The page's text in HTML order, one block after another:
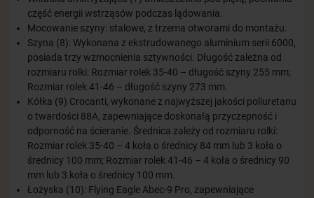
część energii wstrząsów podczas lądowania.
Mocowanie szyny: stalowe, z trzema otworami do montażu.
Szyna (8): Wykonana z ekstrudowanego aluminium serii 6000,
posiada trzy wzmocnienia sztywności. Długość zależna od
rozmiaru rolki: Rozmiar rolek 35-40 – długość szyny 255 mm;
Rozmiar rolek 41-46 – długość szyny 273 mm.
Kółka (9) Crocanti, wykonane z najwyższej jakości poliuretanu
o twardości 88A, zapewniające doskonałą przyczepność i
odporność na ścieranie. Średnica zależy od rozmiaru rolki:
Rozmiar rolek 35-40 – 4 koła o średnicy 84 mm lub 3 koła o
średnicy 100 mm; Rozmiar rolek 41-46 – 4 koła o średnicy 90
mm lub 3 koła o średnicy 100 mm.
Łożyska (10): Flying Eagle Abec-9 Pro, zapewniające